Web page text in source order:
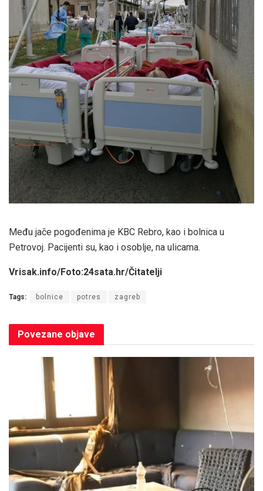
Među jače pogođenima je KBC Rebro, kao i bolnica u
Petrovoj. Pacijenti su, kao i osoblje, na ulicama.
Vrisak.info/Foto:24sata.hr/Čitatelji
Tags: bolnice potres zagreb
Povezane objave